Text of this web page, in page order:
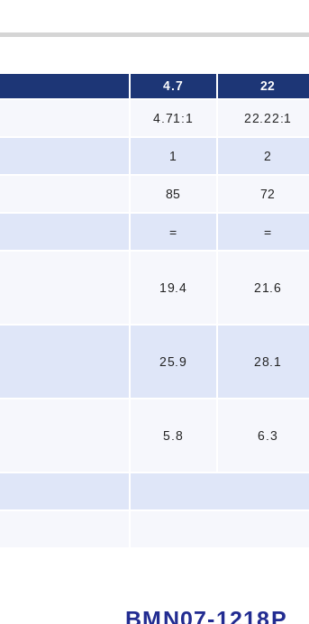
4.7 22
4.71:1 22.22:1
1 2
85 72
= =
19.4 21.6
25.9 28.1
5.8 6.3
BMN07-1218P